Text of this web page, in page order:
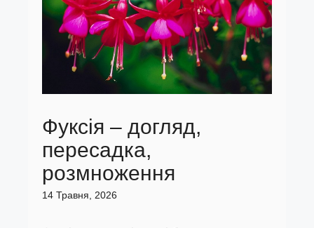
Фуксія – догляд,
пересадка,
розмноження
14 Травня, 2026